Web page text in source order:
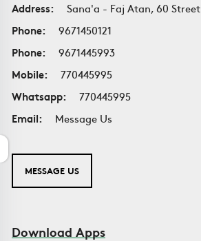
Address:
Sana'a - Faj Atan, 60 Street
Phone:
9671450121
Phone:
9671445993
Mobile:
770445995
Whatsapp:
770445995
Email:
Message Us
MESSAGE US
Download Apps